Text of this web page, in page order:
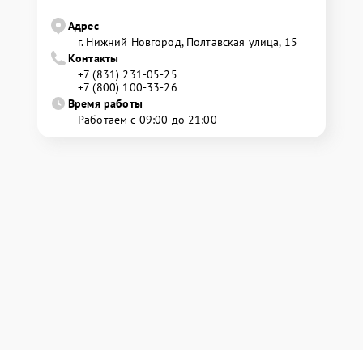
Адрес
г. Нижний Новгород, Полтавская улица, 15
Контакты
+7 (831) 231-05-25
+7 (800) 100-33-26
Время работы
Работаем с 09:00 до 21:00